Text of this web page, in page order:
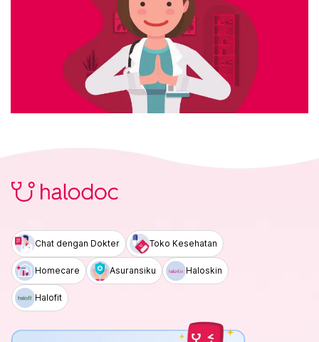
Chat dengan Dokter Toko Kesehatan
Homecare Asuransiku Haloskin
Halofit